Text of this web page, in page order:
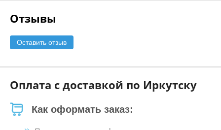
Отзывы
Оставить отзыв
Оплата с доставкой по Иркутску
Как оформать заказ: